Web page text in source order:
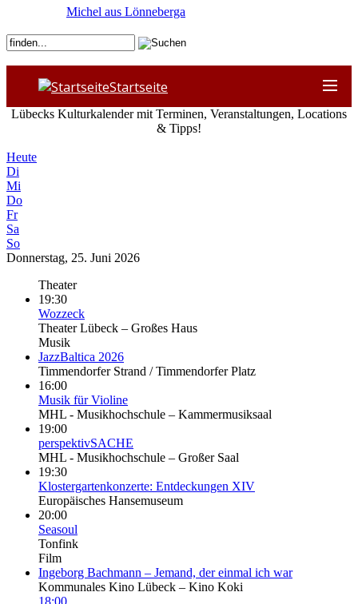
Startseite
Lübecks Kulturkalender mit Terminen, Veranstaltungen, Locations
& Tipps!
Heute
Di
Mi
Do
Fr
Sa
So
Donnerstag, 25. Juni 2026
Theater
19:30
Wozzeck
Theater Lübeck – Großes Haus
Musik
JazzBaltica 2026
Timmendorfer Strand / Timmendorfer Platz
16:00
Musik für Violine
MHL - Musikhochschule – Kammermusiksaal
19:00
per­spek­tiv­SACHE
MHL - Musikhochschule – Großer Saal
19:30
Klostergartenkonzerte: Ent­de­ckun­gen XIV
Europäisches Hansemuseum
20:00
Seasoul
Tonfink
Film
Ingeborg Bachmann – Jemand, der einmal ich war
Kommunales Kino Lübeck – Kino Koki
18:00
Michel aus Lönneberga